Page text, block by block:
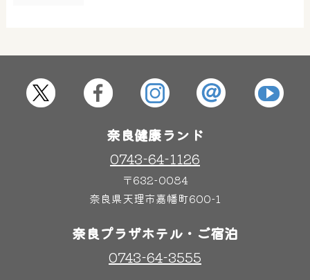
奈良健康ランド
0743-64-1126
〒632-0084
奈良県天理市嘉幡町600-1
奈良プラザホテル・ご宿泊
0743-64-3555